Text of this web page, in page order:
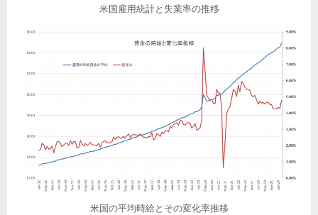
米国雇用統計と失業率の推移
米国の平均時給とその変化率推移